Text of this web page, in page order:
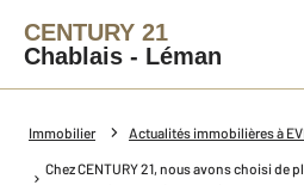
CENTURY 21
Chablais - Léman
Immobilier Actualités immobilières à
Chez CENTURY 21, nous avons choisi de